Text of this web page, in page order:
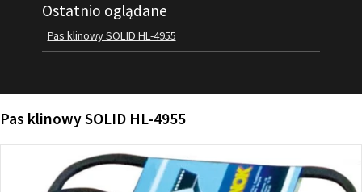
KONTAKT
Ostatnio oglądane
Pas klinowy SOLID HL-4955
Pas klinowy SOLID HL-4955